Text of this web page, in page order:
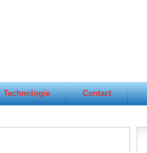
Technologie Contact